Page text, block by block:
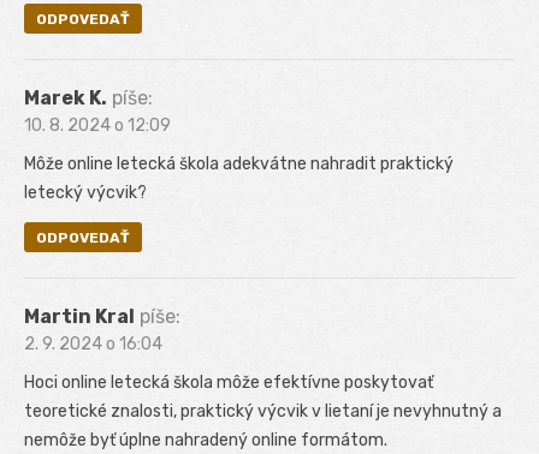
ODPOVEDAŤ
Marek K. píše:
10. 8. 2024 o 12:09
Môže online letecká škola adekvátne nahradit praktický
letecký výcvik?
ODPOVEDAŤ
Martin Kral píše:
2. 9. 2024 o 16:04
Hoci online letecká škola môže efektívne poskytovať
teoretické znalosti, praktický výcvik v lietaní je nevyhnutný a
nemôže byť úplne nahradený online formátom.